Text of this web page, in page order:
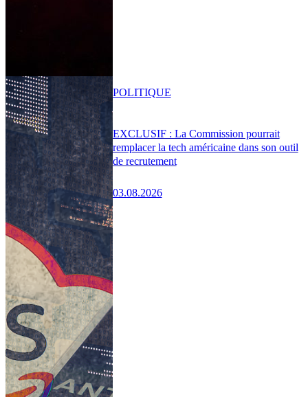
EXCLUSIF : La Commission pourrait
remplacer la tech américaine dans son outil
de recrutement
03.08.2026
POLITIQUE